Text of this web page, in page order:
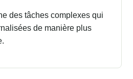
des tâches complexes qui
de manière plus